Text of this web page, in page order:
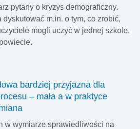
pytany o kryzys demograficzny.
dyskutować m.in. o tym, co zrobić,
mogli uczyć w jednej szkole,
bardziej przyjazna dla
– mała a w praktyce
w wymiarze sprawiedliwości na